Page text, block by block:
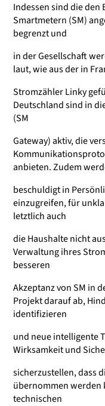
Indessen sind die
Smartmetern (SM)
begrenzt und
in der Gesellschaft
laut, wie aus der in
Stromzähler Linky
Deutschland sind in
(SM
Gateway) aktiv, die
anbieten. Zudem
beschuldigt in
einzugreifen, für
letztlich auch
die Haushalte nicht
Verwaltung ihres
besseren
Akzeptanz von SM in
Projekt darauf ab,
identifizieren
und neue intelligente
Wirksamkeit und
sicherzustellen, dass
übernommen werden
technischen